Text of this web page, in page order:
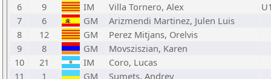
6
9 IM Villa Tornero, Alex
7
6 GM
Arizmendi Martinez, Julen Luis
8
12 GM
Perez Mitjans, Orelvis
9
8 GM
Movsziszian, Karen
10
21 IM
Coro, Lucas
11
1 GM
Sumets, Andrey